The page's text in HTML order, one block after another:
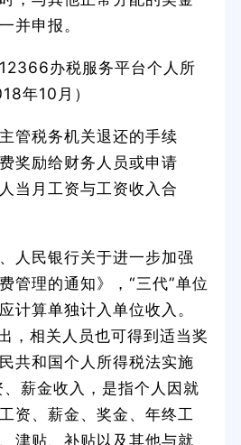
并申报。
办税服务平台个人所
年10月）
管税务机关退还的手续
奖励给财务人员或申请
当月工资与工资收入合
人民银行关于进一步加强
管理的通知》，“三代”单位
计算单独计入单位收入。
，相关人员也可得到适当奖
共和国个人所得税法实施
薪金收入，是指个人因就
资、薪金、奖金、年终工
津贴、补贴以及其他与就